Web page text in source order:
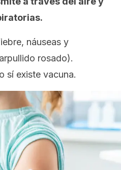
náuseas y
rosado).
sí existe vacuna.